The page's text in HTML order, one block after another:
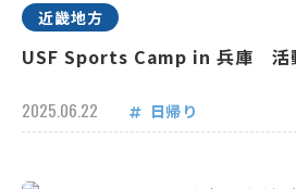
近畿地方
USF Sports Camp in 兵庫 活
2025.06.22 日帰り